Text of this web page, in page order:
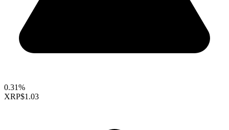
0.31%
XRP$1.03